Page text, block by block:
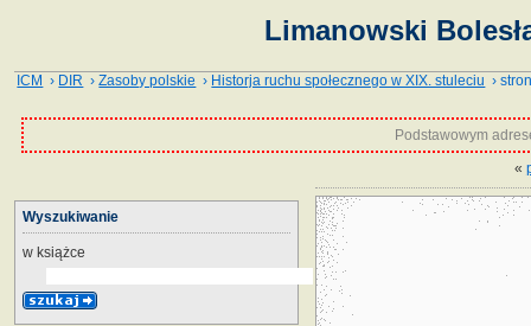
Limanowski
ICM › DIR ›Zasoby polskie › Historja ruchu społecznego w XIX. stuleciu ›
Podstawowym
«
Wyszukiwanie
w książce